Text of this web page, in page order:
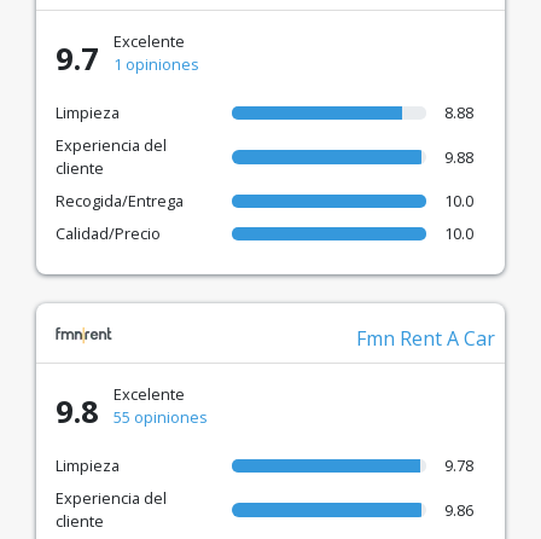
9.7
Excelente
1 opiniones
Limpieza
8.88
Experiencia del
cliente
9.88
Recogida/Entrega
10.0
Calidad/Precio
10.0
Fmn Rent A Car
9.8
Excelente
55 opiniones
Limpieza
9.78
Experiencia del
cliente
9.86